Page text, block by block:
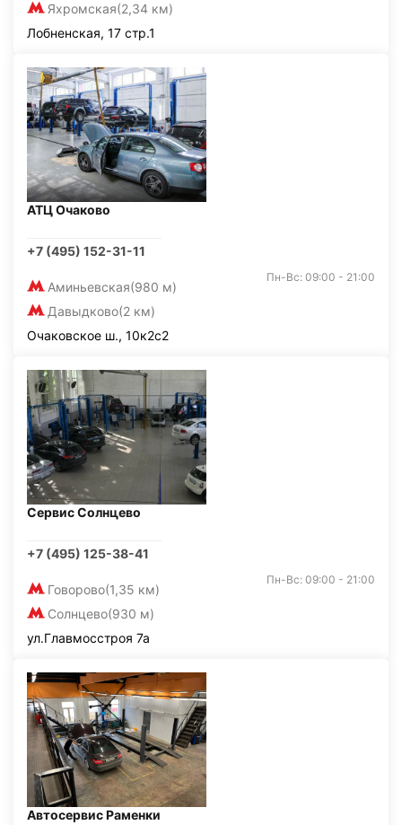
Яхромская(2,34 км)
Лобненская, 17 стр.1
АТЦ Очаково
+7 (495) 152-31-11
Аминьевская(980 м)
Давыдково(2 км)
Пн-Вс: 09:00 - 21:00
Очаковское ш., 10к2с2
Сервис Солнцево
+7 (495) 125-38-41
Говорово(1,35 км)
Солнцево(930 м)
Пн-Вс: 09:00 - 21:00
ул.Главмосстроя 7а
Автосервис Раменки